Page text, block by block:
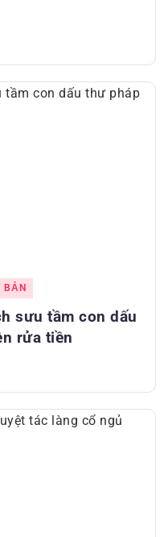
BẢN
sưu tầm con dấu
rửa tiền